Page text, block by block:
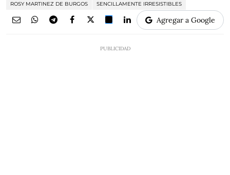
ROSY MARTINEZ DE BURGOS
SENCILLAMENTE IRRESISTIBLES
Agregar a Google